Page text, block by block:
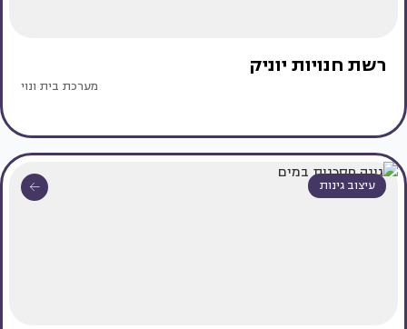
רשת חנויות יוניק
מערכת בית ונוי
עיצוב גינות